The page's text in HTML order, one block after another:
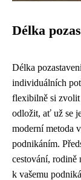
Délka
Délka
individuálních
flexibilně si zvolit
odložit, ať už se
moderní metoda
podnikáním.
cestování, rodině
k vašemu